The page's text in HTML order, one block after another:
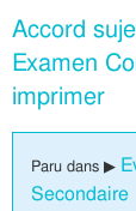
Accord
Examen
imprimer
Paru dans ▶
Secondaire